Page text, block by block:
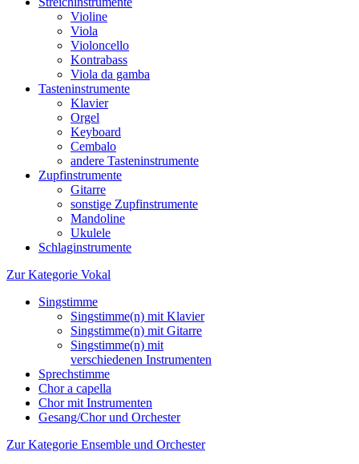
Violine
Viola
Violoncello
Kontrabass
Viola da gamba
Tasteninstrumente
Klavier
Orgel
Keyboard
Cembalo
andere Tasteninstrumente
Zupfinstrumente
Gitarre
sonstige Zupfinstrumente
Mandoline
Ukulele
Schlaginstrumente
Zur Kategorie Vokal
Singstimme
Singstimme(n) mit Klavier
Singstimme(n) mit Gitarre
Singstimme(n) mit
verschiedenen Instrumenten
Sprechstimme
Chor a capella
Chor mit Instrumenten
Gesang/Chor und Orchester
Zur Kategorie Ensemble und Orchester